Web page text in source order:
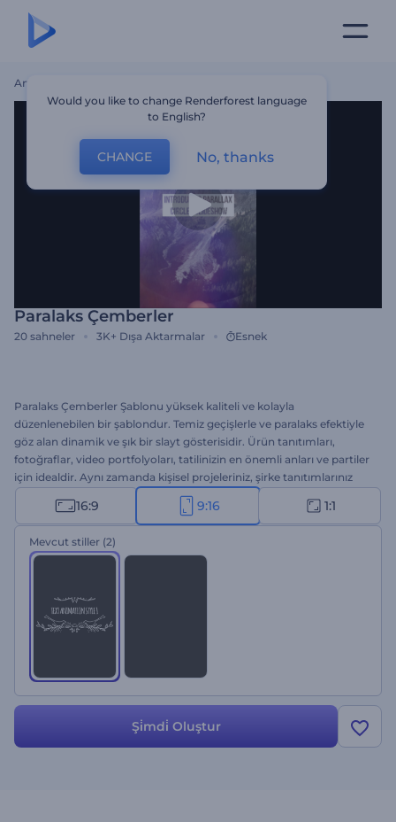
Ana Sayfa
Paralaks Çemberler
20 sahneler 3K+ Dışa Aktarmalar Esnek
Paralaks Çemberler Şablonu yüksek kaliteli ve kolayla
düzenlenebilen bir şablondur. Temiz geçişlerle ve paralaks efektiyle
göz alan dinamik ve şık bir slayt gösterisidir. Ürün tanıtımları,
fotoğraflar, video portfolyoları, tatilinizin en önemli anları ve partiler
için idealdir. Aynı zamanda kişisel projeleriniz, şirke tanıtımlarınız
veya sunumlarınız için de kullanabilirsiniz. Sadece görüntülerinizi
yükleyin, metni düzenleyin, ses dosyası ekleyin ve sonucun keyfini
çıkarın, hepsi ücretsiz.
16:9 9:16 1:1
Mevcut stiller (2)
Şi̇mdi̇ Oluştur
Would you like to change Renderforest language
to English?
CHANGE No, thanks